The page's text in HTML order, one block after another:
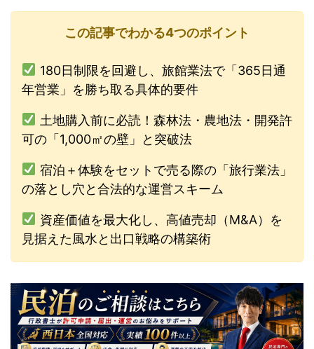
この記事でわかる4つのポイント
180日制限を回避し、旅館業法で「365日通
年営業」を勝ち取る具体的要件
土地購入前に必読！森林法・農地法・開発許
可の「1,000㎡の壁」と突破法
宿泊＋体験をセットで売る際の「旅行業法」
の落とし穴と合法的な運営スキーム
資産価値を最大化し、高値売却（M&A）を
見据えた風水と出口戦略の構築術